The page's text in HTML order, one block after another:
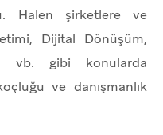
Halen şirketlere ve
Dijital Dönüşüm,
vb. gibi konularda
ve danışmanlık